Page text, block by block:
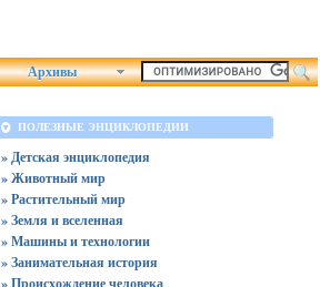
Архивы
ПОЛЕЗНЫЕ ЭНЦИКЛОПЕДИИ
» Детская энциклопедия
» Животный мир
» Растительный мир
» Земля и вселенная
» Машины и технологии
» Занимательная история
» Происхождение человека